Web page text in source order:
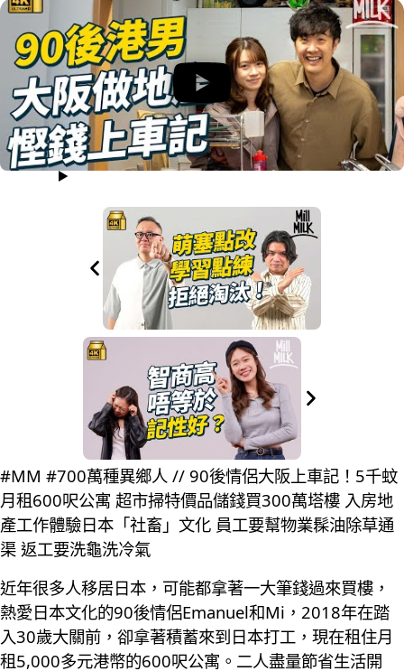
#MM #700萬種異鄉人 // 90後情侶大阪上車記！5千蚊
月租600呎公寓 超市掃特價品儲錢買300萬塔樓 入房地
產工作體驗日本「社畜」文化 員工要幫物業髹油除草通
渠 返工要洗龜洗冷氣
近年很多人移居日本，可能都拿著一大筆錢過來買樓，
熱愛日本文化的90後情侶Emanuel和Mi，2018年在踏
入30歲大關前，卻拿著積蓄來到日本打工，現在租住月
租5,000多元港幣的600呎公寓。二人盡量節省生活開